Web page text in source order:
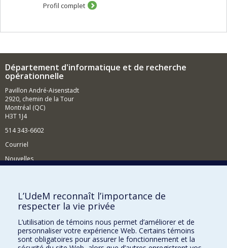
Profil complet
Département d'informatique et de recherche
opérationnelle
Pavillon André-Aisenstadt
2920, chemin de la Tour
Montréal (QC)
H3T 1J4
514 343-6602
Courriel
Nouvelles
Comment soutenir le Département?
BESOIN D'AIDE?
Plan du site
Signaler une erreur
L’UdeM reconnaît l’importance de
respecter la vie privée
L’utilisation de témoins nous permet d’améliorer et de
personnaliser votre expérience Web. Certains témoins
sont obligatoires pour assurer le fonctionnement et la